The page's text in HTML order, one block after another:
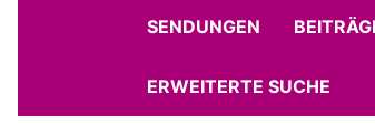
SENDUNGEN
ERWEITERTE SUCHE